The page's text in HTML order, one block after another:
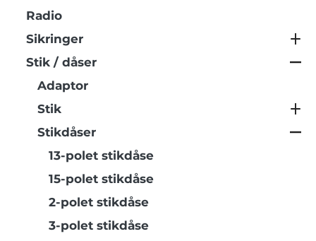
Radio
Sikringer
Stik / dåser
Adaptor
Stik
Stikdåser
13-polet stikdåse
15-polet stikdåse
2-polet stikdåse
3-polet stikdåse